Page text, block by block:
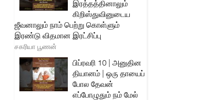
இரத்தத்தினாலும்
கிறிஸ்துவினுடைய
ஜீவனாலும் நாம் பெற்று கொள்ளும்
இரண்டு விதமான இரட்சிப்பு
சகரியா பூணன்
பிப்ரவரி 10 | அனுதின
தியானம் | ஒரு தாயைப்
போல தேவன்
எப்போழுதும் நம் மேல்